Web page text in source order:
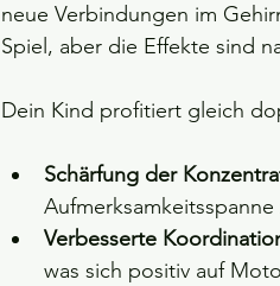
neue Verbindungen im
Spiel, aber die Effekte sind
Dein Kind profitiert gleich
Schärfung der
Verbesserte
was sich positiv auf